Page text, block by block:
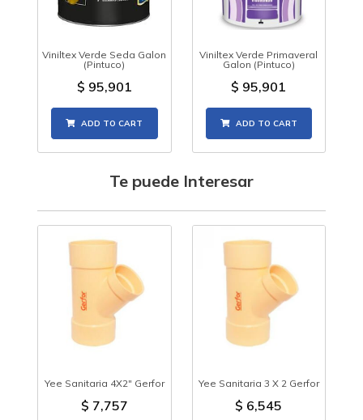
Viniltex Verde Seda Galon
(Pintuco)
$ 95,901
ADD TO CART
Viniltex Verde Primaveral
Galon (Pintuco)
$ 95,901
ADD TO CART
Te puede Interesar
Yee Sanitaria 4X2" Gerfor
$ 7,757
Yee Sanitaria 3 X 2 Gerfor
$ 6,545